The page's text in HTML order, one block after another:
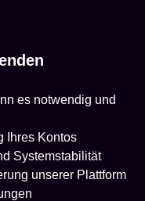
es notwendig und
Ihres Kontos
Systemstabilität
unserer Plattform